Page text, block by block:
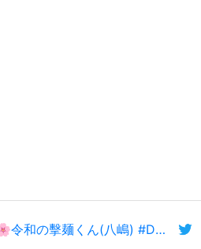
🇯🇵🌸令和の擊麺くん(八嶋) #DOJ